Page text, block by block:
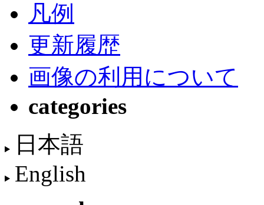
凡例
更新履歴
画像の利用について
categories
日本語
English